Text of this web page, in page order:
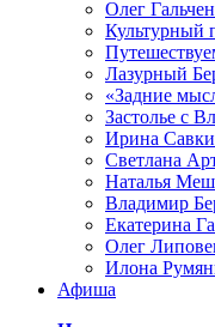
Олег
Культурный
Лазурный
«Задние
Застолье с
Ирина
Светлана
Наталья
Владимир
Екатерина
Олег
Илона
Афиша